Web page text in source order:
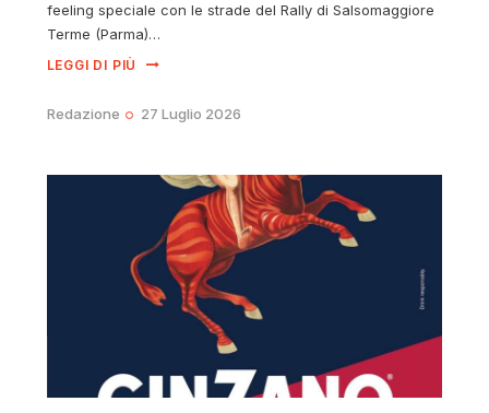
feeling speciale con le strade del Rally di Salsomaggiore
Terme (Parma)…
LEGGI DI PIÙ
Redazione 27 Luglio 2026